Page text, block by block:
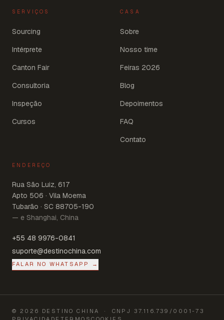
SERVIÇOS
Sourcing
Intérprete
Canton Fair
Consultoria
Inspeção
Cursos
CASA
Sobre
Nosso time
Feiras 2026
Blog
Depoimentos
FAQ
Contato
ENDEREÇO
Rua São Luiz, 617
Apto 506 · Vila Moema
Tubarão · SC 88705-190
— e Shanghai, China
+55 48 9976-0841
suporte@destinochina.com
FALAR NO WHATSAPP →
© 2026 DESTINO CHINA · CNPJ 37.116.739/0001-73